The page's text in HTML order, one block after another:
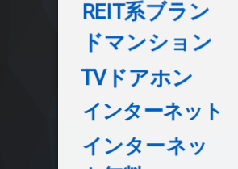
REIT系ブラン
ドマンション
TVドアホン
インターネット
インターネッ